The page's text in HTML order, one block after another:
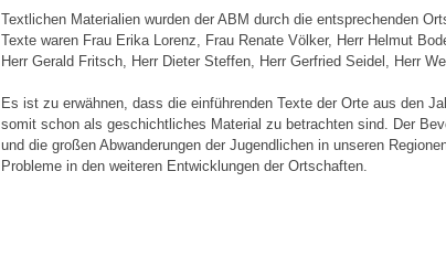
Textlichen Materialien wurden der ABM durch die entsprechenden
Texte waren Frau Erika Lorenz, Frau Renate Völker, Herr Helmut
Herr Gerald Fritsch, Herr Dieter Steffen, Herr Gerfried Seidel, Herr
Es ist zu erwähnen, dass die einführenden Texte der Orte aus den
somit schon als geschichtliches Material zu betrachten sind. Der
und die großen Abwanderungen der Jugendlichen in unseren
Probleme in den weiteren Entwicklungen der Ortschaften.